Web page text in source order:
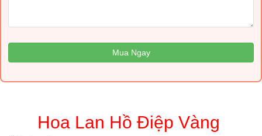
Mua Ngay
Hoa Lan Hồ Điệp Vàng